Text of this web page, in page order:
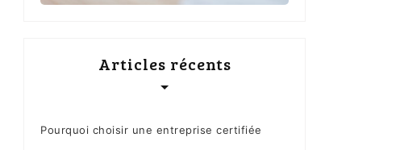
Articles récents
Pourquoi choisir une entreprise certifiée